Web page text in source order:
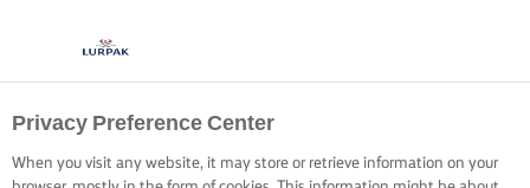
Privacy Preference Center
When you visit any website, it may store or retrieve information on your